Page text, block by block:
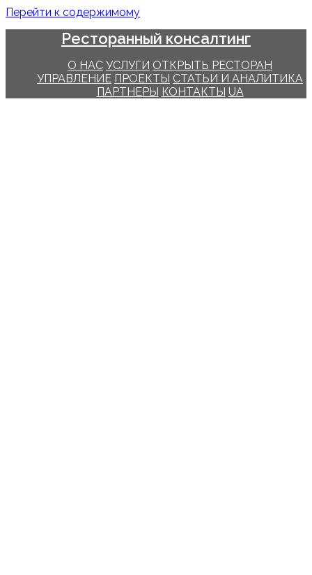
Перейти к содержимому
Ресторанный консалтинг
О НАС УСЛУГИ ОТКРЫТЬ РЕСТОРАН
УПРАВЛЕНИЕ ПРОЕКТЫ СТАТЬИ И АНАЛИТИКА
ПАРТНЕРЫ КОНТАКТЫ UA